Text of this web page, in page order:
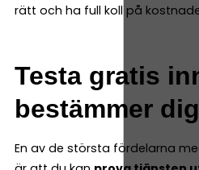
rätt och ha full koll på
Testa gratis
bestämmer dig
En av de största fördelarna